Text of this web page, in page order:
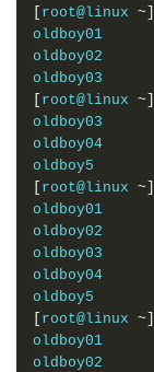
[ root@linux ~]
oldboy01
oldboy02
oldboy03
[ root@linux ~]
oldboy03
oldboy04
oldboy5
[ root@linux ~]
oldboy01
oldboy02
oldboy03
oldboy04
oldboy5
[ root@linux ~]
oldboy01
oldboy02